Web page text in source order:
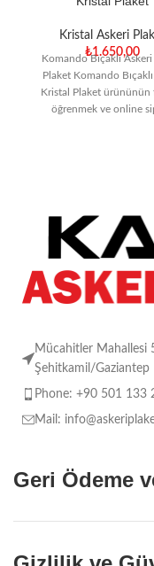
Kristal Askeri
₺1.650,00
Komando Bıçaklı Askeri
Plaket Komando
Kristal Plaket ürününün
öğrenmek ve online
Mücahitler
Şehitkamil/Gaziantep
Phone: +90 501 133
Mail:
Geri Ödeme